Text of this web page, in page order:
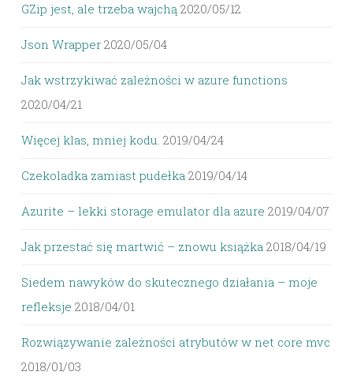
GZip jest, ale trzeba wajchą 2020/05/12
Json Wrapper 2020/05/04
Jak wstrzykiwać zależności w azure functions
2020/04/21
Więcej klas, mniej kodu. 2019/04/24
Czekoladka zamiast pudełka 2019/04/14
Azurite – lekki storage emulator dla azure 2019/04/07
Jak przestać się martwić – znowu książka 2018/04/19
Siedem nawyków do skutecznego działania – moje
refleksje 2018/04/01
Rozwiązywanie zależności atrybutów w net core mvc
2018/01/03